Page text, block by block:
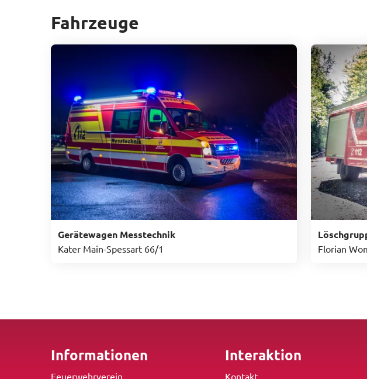
Fahrzeuge
Gerätewagen Messtechnik
Kater Main-Spessart 66/1 Florian
Informationen
Feuerwehrverein
Interaktion
Kontakt